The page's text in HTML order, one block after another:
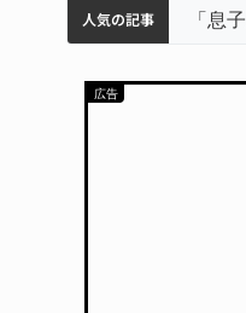
人気の記事
名張市水道料金47％値上げへ 答申案、審議会で大筋まとまる
器物損壊容疑で83歳女逮捕 伊賀署
中学校の陶壁モニュメント 地元建設会社がボランティアで清掃 伊賀
名張市立病院のDMAT、熊本地震の被災地へ 能登以来3回目の派遣